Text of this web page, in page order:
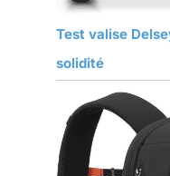
Test valise
solidité